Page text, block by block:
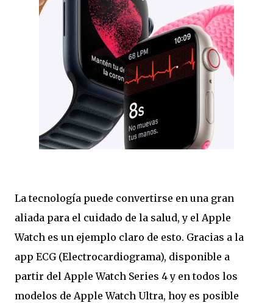
La tecnología puede convertirse en una gran
aliada para el cuidado de la salud, y el Apple
Watch es un ejemplo claro de esto. Gracias a la
app ECG (Electrocardiograma), disponible a
partir del Apple Watch Series 4 y en todos los
modelos de Apple Watch Ultra, hoy es posible